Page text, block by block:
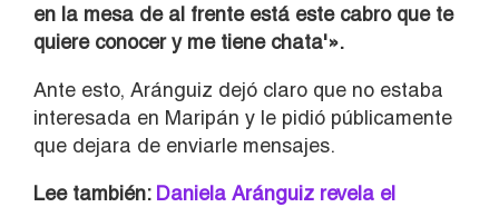
en la mesa de al frente está este cabro que te
quiere conocer y me tiene chata'».
Ante esto, Aránguiz dejó claro que no estaba
interesada en Maripán y le pidió públicamente
que dejara de enviarle mensajes.
Lee también: Daniela Aránguiz revela el